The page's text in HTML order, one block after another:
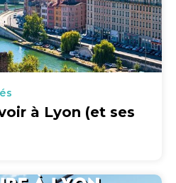
à Lyon (et ses